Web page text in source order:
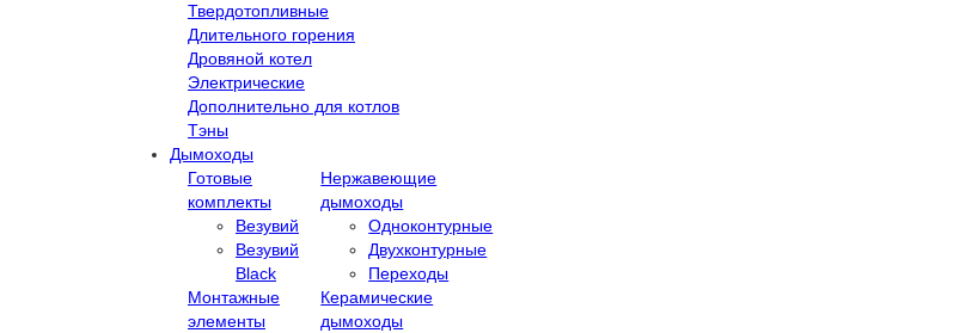
Твердотопливные
Длительного горения
Дровяной котел
Электрические
Дополнительно для котлов
Тэны
Дымоходы
Готовые
комплекты
Везувий
Везувий
Black
Нержавеющие
дымоходы
Одноконтурные
Двухконтурные
Переходы
Монтажные
элементы
Керамические
дымоходы